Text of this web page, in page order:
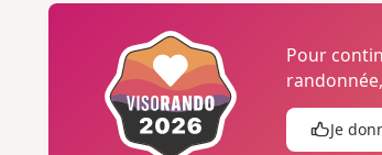
Pour
Je